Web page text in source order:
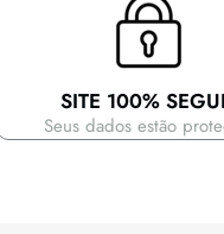
SITE 100%
Seus dados estão